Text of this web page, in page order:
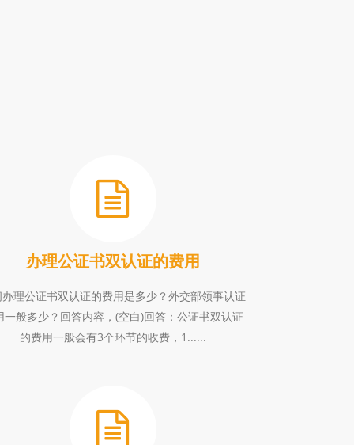
办理公证书双认证的费用
理公证书双认证的费用是多少？外交部领事认证
一般多少？回答内容，(空白)回答：公证书双认证
的费用一般会有3个环节的收费，1......